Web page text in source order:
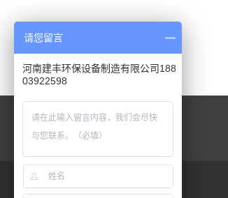
请您留言
河南建丰环保设备制造有限公司188
03922598